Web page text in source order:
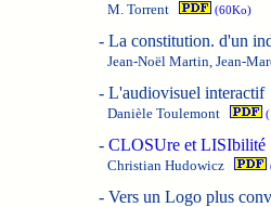
M. Torrent (60Ko)
- La constitution. d'un
Jean-Noël Martin, Jean-
- L'audiovisuel interactif
Danièle Toulemont
- CLOSUre et LISIbilité
Christian Hudowicz
- Vers un Logo plus